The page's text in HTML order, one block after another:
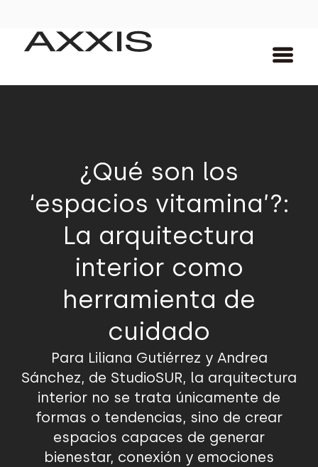
¿Qué son los
‘espacios vitamina’?:
La arquitectura
interior como
herramienta de
cuidado
Para Liliana Gutiérrez y Andrea
Sánchez, de StudioSUR, la arquitectura
interior no se trata únicamente de
formas o tendencias, sino de crear
espacios capaces de generar
bienestar, conexión y emociones